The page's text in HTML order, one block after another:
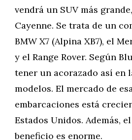
vendrá un SUV más
Cayenne. Se trata de un
BMW X7 (Alpina XB7), el
y el Range Rover. Según
tener un acorazado así en
modelos. El mercado de
embarcaciones está
Estados Unidos. Además,
beneficio es enorme.